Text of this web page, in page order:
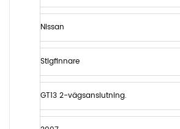
Nissan
Stigfinnare
GT13 2-vägsanslutning.